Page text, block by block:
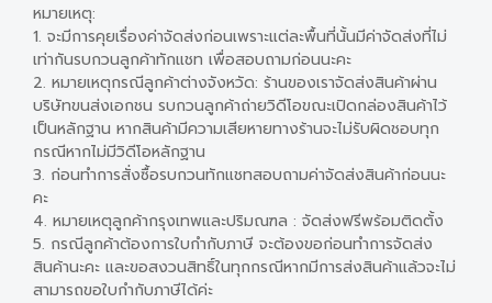
หมายเหตุ:
1. จะมีการคุยเรื่องค่าจัดส่งก่อนเพราะแต่ละพื้นที่นั้นมีค่าจัดส่งที่ไม่
เท่ากันรบกวนลูกค้าทักแชท เพื่อสอบถามก่อนนะคะ
2. หมายเหตุกรณีลูกค้าต่างจังหวัด: ร้านของเราจัดส่งสินค้าผ่าน
บริษัทขนส่งเอกชน รบกวนลูกค้าถ่ายวิดีโอขณะเปิดกล่องสินค้าไว้
เป็นหลักฐาน หากสินค้ามีความเสียหายทางร้านจะไม่รับผิดชอบทุก
กรณีหากไม่มีวิดีโอหลักฐาน
3. ก่อนทำการสั่งซื้อรบกวนทักแชทสอบถามค่าจัดส่งสินค้าก่อนนะ
คะ
4. หมายเหตุลูกค้ากรุงเทพและปริมณฑล : จัดส่งฟรีพร้อมติดตั้ง
5. กรณีลูกค้าต้องการใบกำกับภาษี จะต้องขอก่อนทำการจัดส่ง
สินค้านะคะ และขอสงวนสิทธิ์ในทุกกรณีหากมีการส่งสินค้าแล้วจะไม่
สามารถขอใบกำกับภาษีได้ค่ะ